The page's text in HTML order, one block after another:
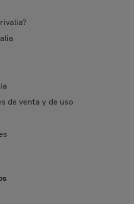
de venta y de uso